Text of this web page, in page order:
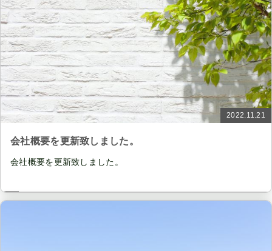
2022.11.21
会社概要を更新致しました。
会社概要を更新致しました。